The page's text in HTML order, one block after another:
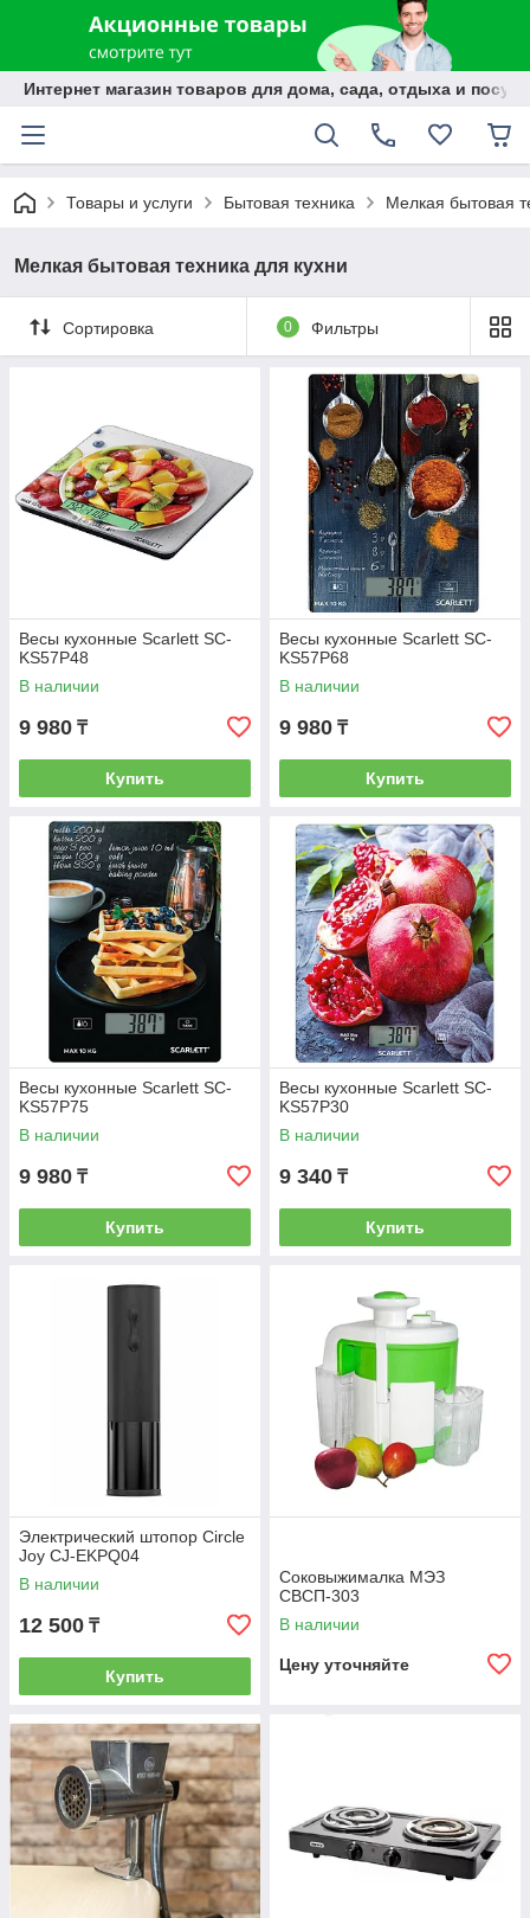
Интернет магазин товаров для дома, сада, отдыха и
Товары и услуги Бытовая техника Мелкая бытовая
Мелкая бытовая техника для кухни
Сортировка 0 Фильтры
Весы кухонные Scarlett SC-
KS57P48
В наличии
9 980 ₸
Купить
Весы кухонные Scarlett SC-
KS57P68
В наличии
9 980 ₸
Купить
Весы кухонные Scarlett SC-
KS57P75
В наличии
9 980 ₸
Купить
Весы кухонные Scarlett SC-
KS57P30
В наличии
9 340 ₸
Купить
Электрический штопор Circle
Joy CJ-EKPQ04
В наличии
12 500 ₸
Купить
Соковыжималка МЭЗ
СВСП-303
В наличии
Цену уточняйте